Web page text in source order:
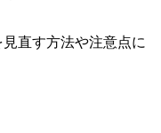
直す方法や注意点に